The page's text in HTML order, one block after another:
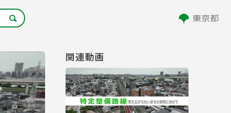
関連動画